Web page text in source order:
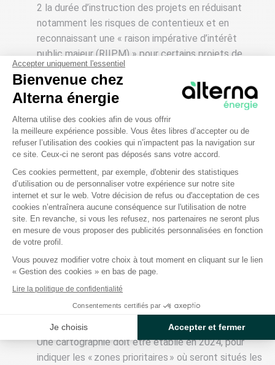
2 la durée d’instruction des projets en réduisant
notamment les risques de contentieux et en
reconnaissant une « raison impérative d’intérêt
public majeur (RIIPM) » pour certains projets de
production EnR, ouvrages de raccordement et de
stockage.
Mobiliser en priorité les terrains déjà
artificialisésou ne présentant pas d’enjeux
environnementaux majeurs, pour installer des
panneaux photovoltaïques. La mise en œuvre de
cette loi doit permettre de développer très
rapidement plus de 20 GW photovoltaïques, dont 10
GW mobilisables sur les parkings existants de plus
de 1 500 m2, grâce à la mise en place d’combrières
photovoltaïques, 2,5 GW sur les délaissés routiers
et autoroutiers (par exemple, les aires de repos ou
les bretelles d'autoroutes) et 2 GW sur les friches
en zone littorale.
Accélérer le déploiement de l’éolien en mer.
prévoit une planification par façade maritime des
projets éoliens en mer sur l’ensemble du territoire.
Une cartographie doit être établie en 2024, pour
indiquer les « zones prioritaires » où seront situés les
Accepter uniquement l'essentiel
Bienvenue chez
Alterna énergie
Plateforme de Gestion du
Alterna utilise des cookies afin de vous offrir
la meilleure expérience possible. Vous êtes libres d’accepter ou de
refuser l’utilisation des cookies qui n’impactent pas la navigation sur
ce site. Ceux-ci ne seront pas déposés sans votre accord.
Ces cookies permettent, par exemple, d'obtenir des statistiques
d’utilisation ou de personnaliser votre expérience sur notre site
internet et sur le web. Votre décision de refus ou d'acceptation de ces
cookies n’entraînera aucune conséquence sur l'utilisation de notre
site. En revanche, si vous les refusez, nos partenaires ne seront plus
en mesure de vous proposer des publicités personnalisées en fonction
de votre profil.
Vous pouvez modifier votre choix à tout moment en cliquant sur le lien
« Gestion des cookies » en bas de page.
Lire la politique de confidentialité
Consentements certifiés par
Je choisis Accepter et fermer
Axeptio consent